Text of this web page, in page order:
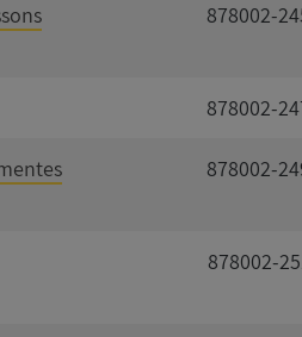
878002-
878002-
878002-
878002-